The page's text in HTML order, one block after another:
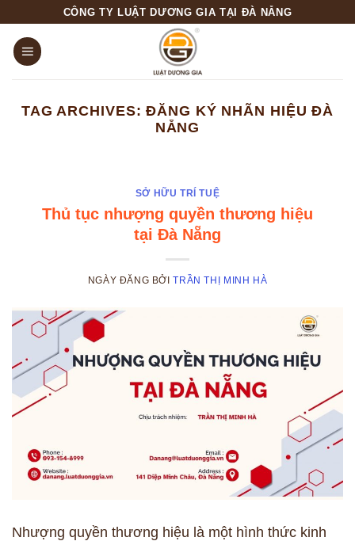
content
CÔNG TY LUẬT DƯƠNG GIA TẠI ĐÀ NẴNG
TAG ARCHIVES:ĐĂNG KÝ NHÃN HIỆU ĐÀ
NẴNG
SỞ HỮU TRÍ TUỆ
Thủ tục nhượng quyền thương hiệu
tại Đà Nẵng
NGÀY ĐĂNG BỞITRẦN THỊ MINH HÀ
Nhượng quyền thương hiệu là một hình thức kinh